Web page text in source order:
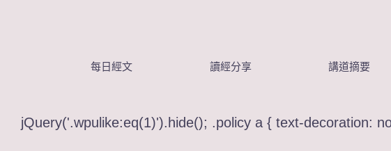
每日經文 讀經分享 講道摘要
jQuery('.wpulike:eq(1)').hide(); .policy a { text-decoration: